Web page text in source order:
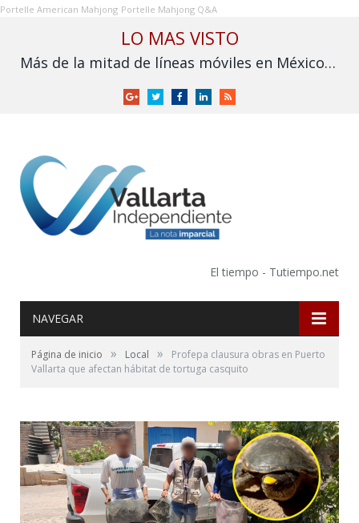
Portelle American Mahjong Portelle Mahjong Q&A
LO MAS VISTO
Más de la mitad de líneas móviles en México aún no se vinculan a la CURP
GoogleTwitterFacebookLinkedInRSS
El tiempo - Tutiempo.net
NAVEGAR
Página de inicio » Local »
Profepa clausura obras en Puerto
Vallarta que afectan hábitat de tortuga casquito